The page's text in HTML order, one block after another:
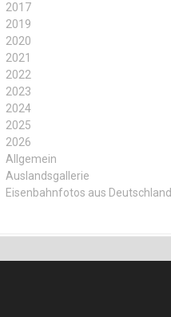
2017
2019
2020
2021
2022
2023
2024
2025
2026
Allgemein
Auslandsgallerie
Eisenbahnfotos aus Deutschland